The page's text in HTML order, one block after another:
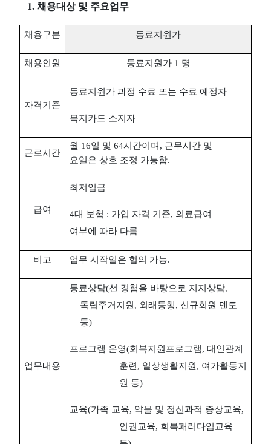
1.채용대상 및 주요업무
채용구분 동료지원가
채용인원 동료지원가 1 명
자격기준
동료지원가 과정 수료 또는 수료 예정자
복지카드 소지자
근로시간
월 16일 및 64시간이며 , 근무시간 및
요일은 상호 조정 가능함.
급여
최저임금
4대 보험 : 가입 자격 기준, 의료급여
여부에 따라 다름
비고 업무 시작일은 협의 가능.
업무내용
동료상담(선 경험을 바탕으로 지지상담,
독립주거지원 , 외래동행, 신규회원 멘토
등)
프로그램 운영(회복지원프로그램, 대인관계
훈련 , 일상생활지원 , 여가활동지
원 등)
교육(가족 교육, 약물 및 정신과적 증상교육,
인권교육, 회복패러다임교육